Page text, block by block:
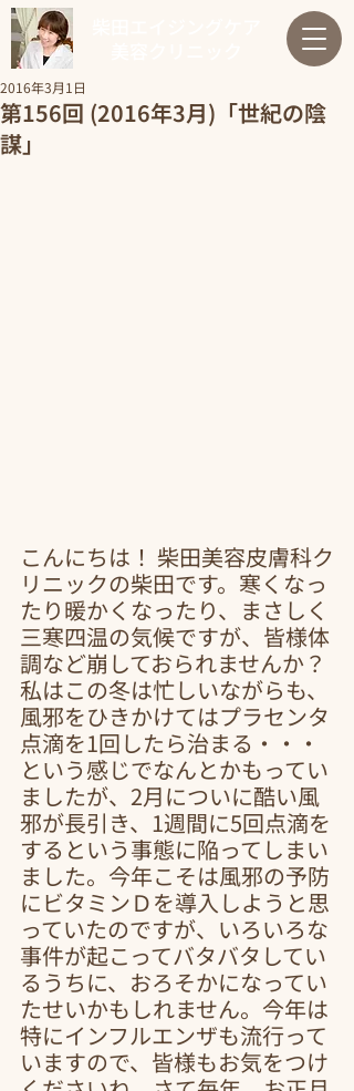
第156回 (2016年3月)「世紀の陰
謀」
2016年3月1日
こんにちは！ 柴田美容皮膚科ク
リニックの柴田です。寒くなっ
たり暖かくなったり、まさしく
三寒四温の気候ですが、皆様体
調など崩しておられませんか？
私はこの冬は忙しいながらも、
風邪をひきかけてはプラセンタ
点滴を1回したら治まる・・・
という感じでなんとかもってい
ましたが、2月についに酷い風
邪が長引き、1週間に5回点滴を
するという事態に陥ってしまい
ました。今年こそは風邪の予防
にビタミンＤを導入しようと思
っていたのですが、いろいろな
事件が起こってバタバタしてい
るうちに、おろそかになってい
たせいかもしれません。今年は
特にインフルエンザも流行って
いますので、皆様もお気をつけ